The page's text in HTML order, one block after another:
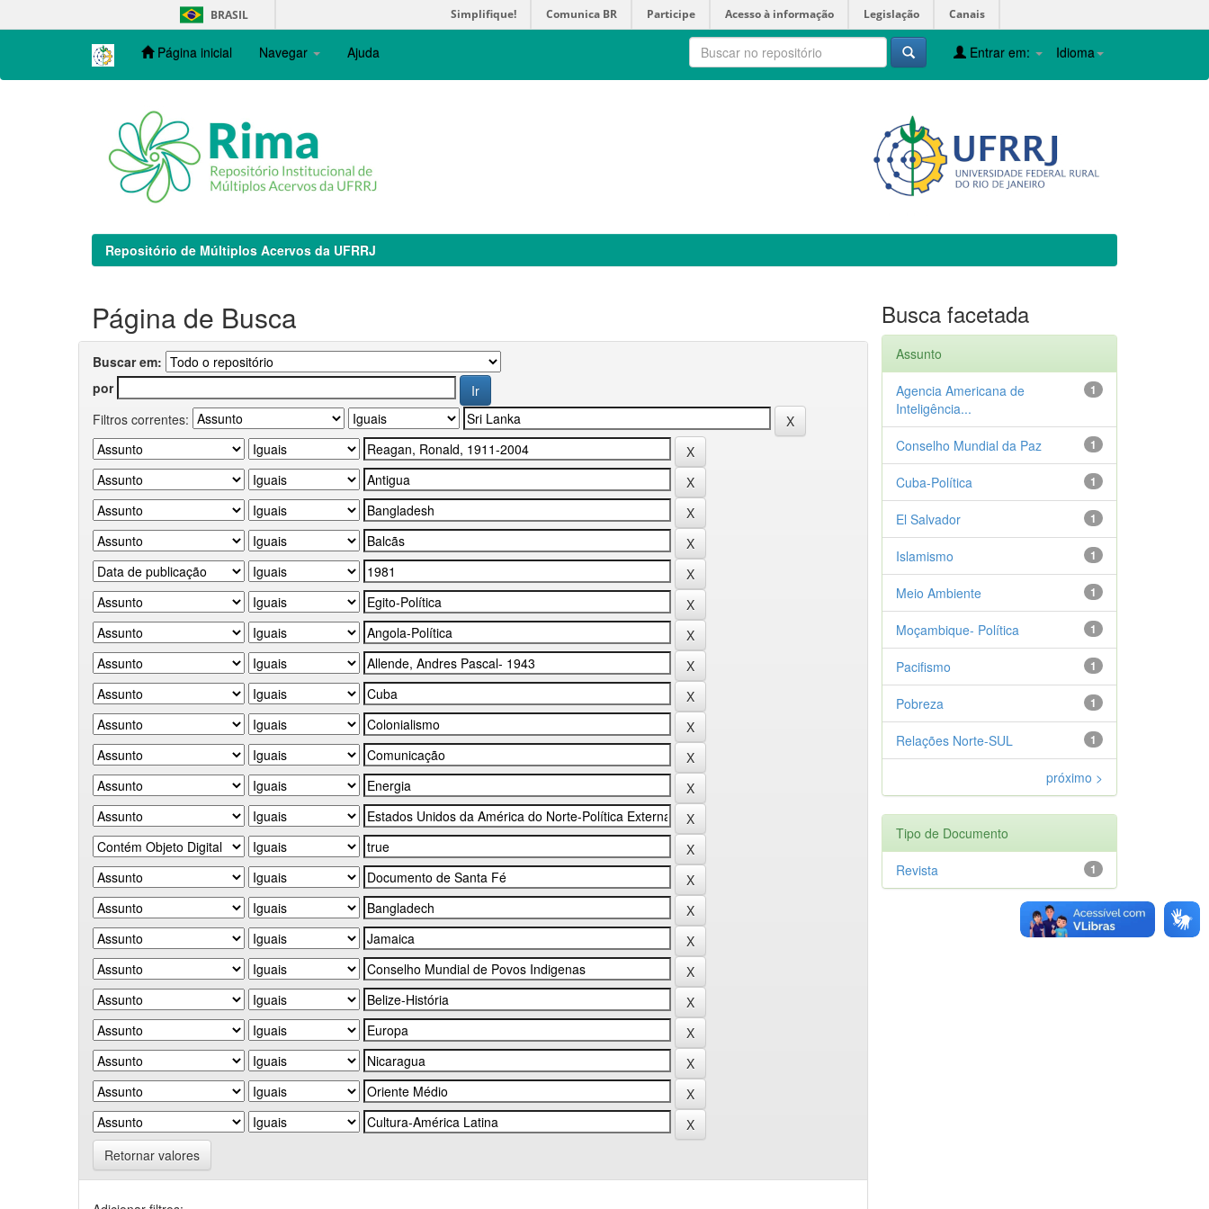
navigation
BRASIL Simplifique! Comunica BR Participe Acesso à informação Legislação Canais
Página inicial Navegar Ajuda Idioma
Entrar em:
Repositório de Múltiplos Acervos da UFRRJ
Página de Busca
Buscar em:
por
Filtros correntes:
Retornar valores
Busca facetada
Assunto
1
Agencia Americana de
Inteligência...
1
Conselho Mundial da Paz
1
Cuba-Política
1
El Salvador
1
Islamismo
1
Meio Ambiente
1
Moçambique- Política
1
Pacifismo
1
Pobreza
1
Relações Norte-SUL
próximo >
Tipo de Documento
1
Revista